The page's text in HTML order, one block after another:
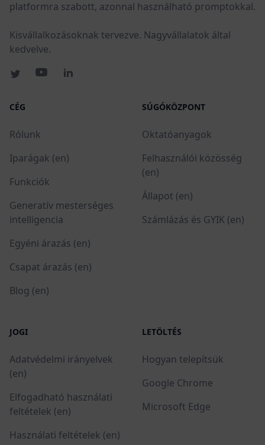
platformra szabott, azonnal használható promptokkal.
Kisvállalkozásoknak tervezve. Nagyvállalatok által
kedvelve.
CÉG
Rólunk
Iparágak (en)
Funkciók
Generatív mesterséges
intelligencia
Egyéni árazás (en)
Csapat árazás (en)
Blog (en)
SÚGÓKÖZPONT
Oktatóanyagok
Felhasználói közösség
(en)
Állapot (en)
Számlázás és GYIK (en)
JOGI
Adatvédelmi irányelvek
(en)
Elfogadható használati
feltételek (en)
Használati feltételek (en)
LETÖLTÉS
Hogyan telepítsük
Google Chrome
Microsoft Edge